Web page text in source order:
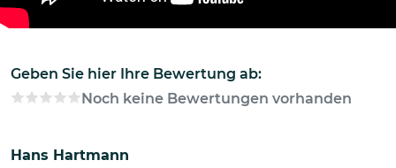
Geben Sie hier Ihre Bewertung ab:
Noch keine Bewertungen vorhanden
Hans Hartmann